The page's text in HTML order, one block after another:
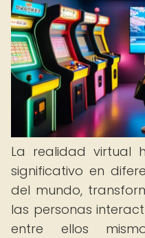
La realidad virtual
significativo en
del mundo,
las personas
entre ellos